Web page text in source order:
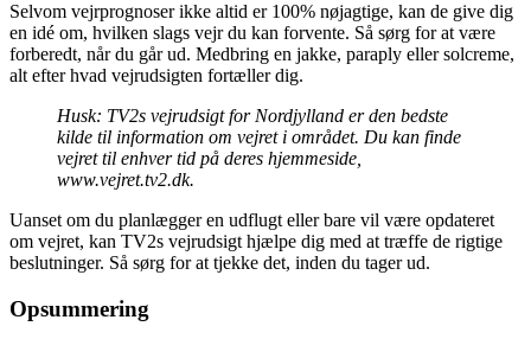
Selvom vejrprognoser ikke altid er 100% nøjagtige, kan de give dig
en idé om, hvilken slags vejr du kan forvente. Så sørg for at være
forberedt, når du går ud. Medbring en jakke, paraply eller solcreme,
alt efter hvad vejrudsigten fortæller dig.
Husk: TV2s vejrudsigt for Nordjylland er den bedste
kilde til information om vejret i området. Du kan finde
vejret til enhver tid på deres hjemmeside,
www.vejret.tv2.dk.
Uanset om du planlægger en udflugt eller bare vil være opdateret
om vejret, kan TV2s vejrudsigt hjælpe dig med at træffe de rigtige
beslutninger. Så sørg for at tjekke det, inden du tager ud.
Opsummering